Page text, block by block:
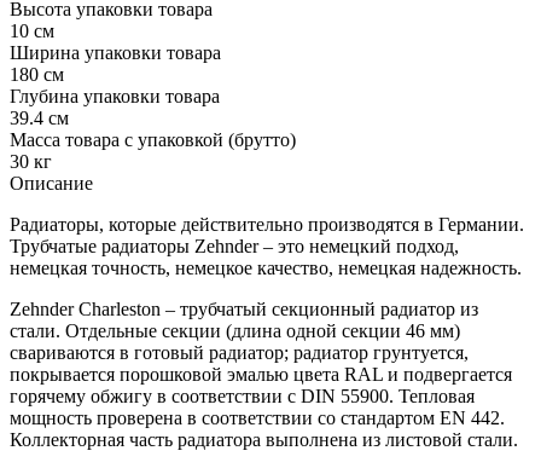
Высота упаковки товара
10 см
Ширина упаковки товара
180 см
Глубина упаковки товара
39.4 см
Масса товара с упаковкой (брутто)
30 кг
Описание
Радиаторы, которые действительно производятся в Германии.
Трубчатые радиаторы Zehnder – это немецкий подход,
немецкая точность, немецкое качество, немецкая надежность.
Zehnder Charleston – трубчатый секционный радиатор из
стали. Отдельные секции (длина одной секции 46 мм)
свариваются в готовый радиатор; радиатор грунтуется,
покрывается порошковой эмалью цвета RAL и подвергается
горячему обжигу в соответствии с DIN 55900. Тепловая
мощность проверена в соответствии со стандартом EN 442.
Коллекторная часть радиатора выполнена из листовой стали.